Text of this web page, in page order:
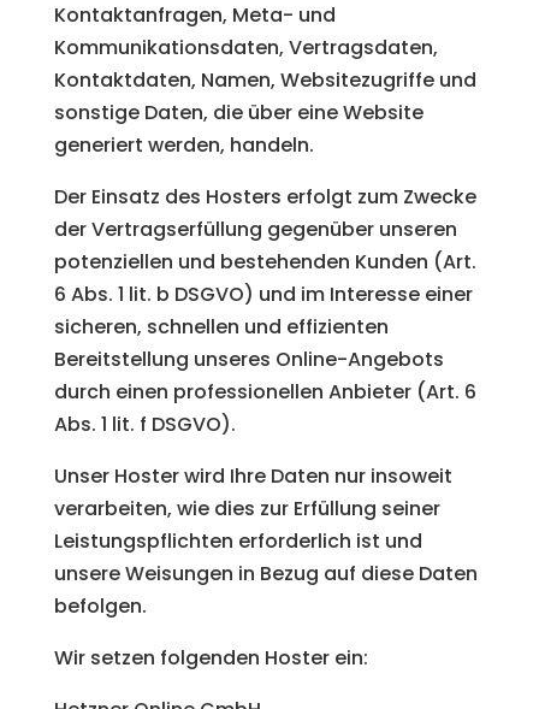
Kontaktanfragen, Meta- und
Kommunikationsdaten, Vertragsdaten,
Kontaktdaten, Namen, Websitezugriffe und
sonstige Daten, die über eine Website
generiert werden, handeln.
Der Einsatz des Hosters erfolgt zum Zwecke
der Vertragserfüllung gegenüber unseren
potenziellen und bestehenden Kunden (Art.
6 Abs. 1 lit. b DSGVO) und im Interesse einer
sicheren, schnellen und effizienten
Bereitstellung unseres Online-Angebots
durch einen professionellen Anbieter (Art. 6
Abs. 1 lit. f DSGVO).
Unser Hoster wird Ihre Daten nur insoweit
verarbeiten, wie dies zur Erfüllung seiner
Leistungspflichten erforderlich ist und
unsere Weisungen in Bezug auf diese Daten
befolgen.
Wir setzen folgenden Hoster ein: